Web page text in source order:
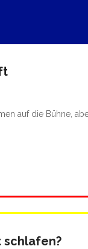
auf die Bühne,
schlafen?